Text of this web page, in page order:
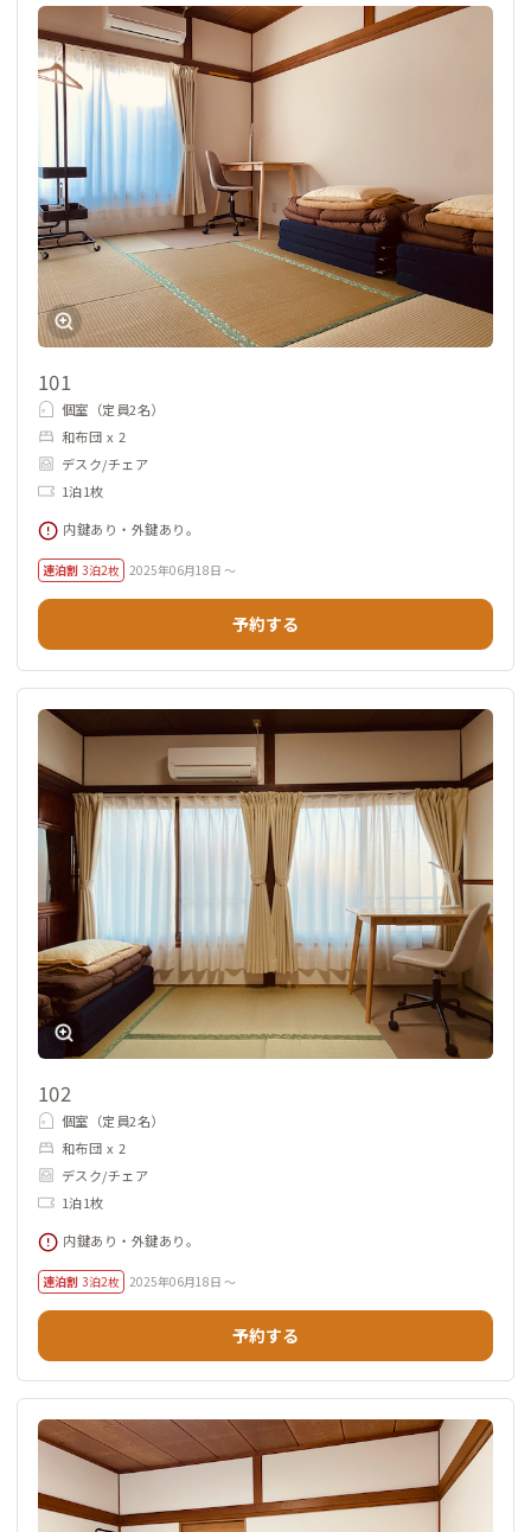
101
個室（定員2名）
和布団 x 2
デスク/チェア
1泊1枚
内鍵あり・外鍵あり。
連泊割 3泊2枚 2025年06月18日 ～
予約する
102
個室（定員2名）
和布団 x 2
デスク/チェア
1泊1枚
内鍵あり・外鍵あり。
連泊割 3泊2枚 2025年06月18日 ～
予約する